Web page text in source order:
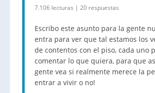
7.106 lecturas | 20 respuestas
Escribo este asunto para la gente
entra para ver que tal estamos los
de contentos con el piso, cada uno
comentar lo que quiera, para que
gente vea si realmente merece la
entrar a vivir o no!